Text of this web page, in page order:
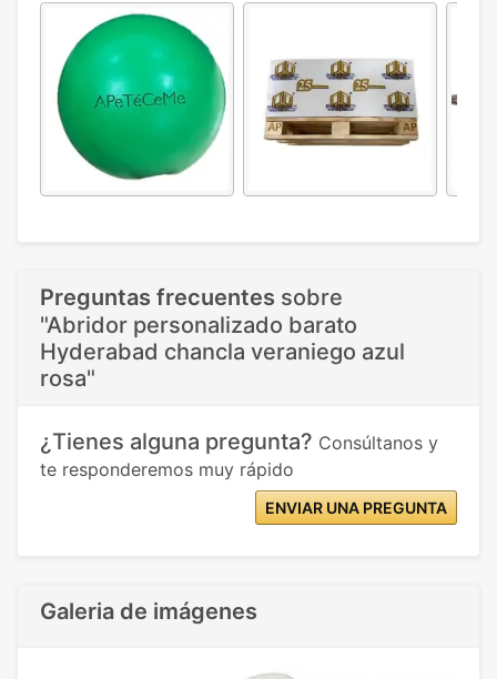
Preguntas frecuentes sobre
"Abridor personalizado barato
Hyderabad chancla veraniego azul
rosa"
¿Tienes alguna pregunta? Consúltanos y
te responderemos muy rápido
ENVIAR UNA PREGUNTA
Galeria de imágenes